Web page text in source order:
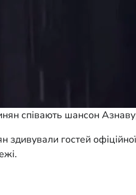
співають шансон
гостей